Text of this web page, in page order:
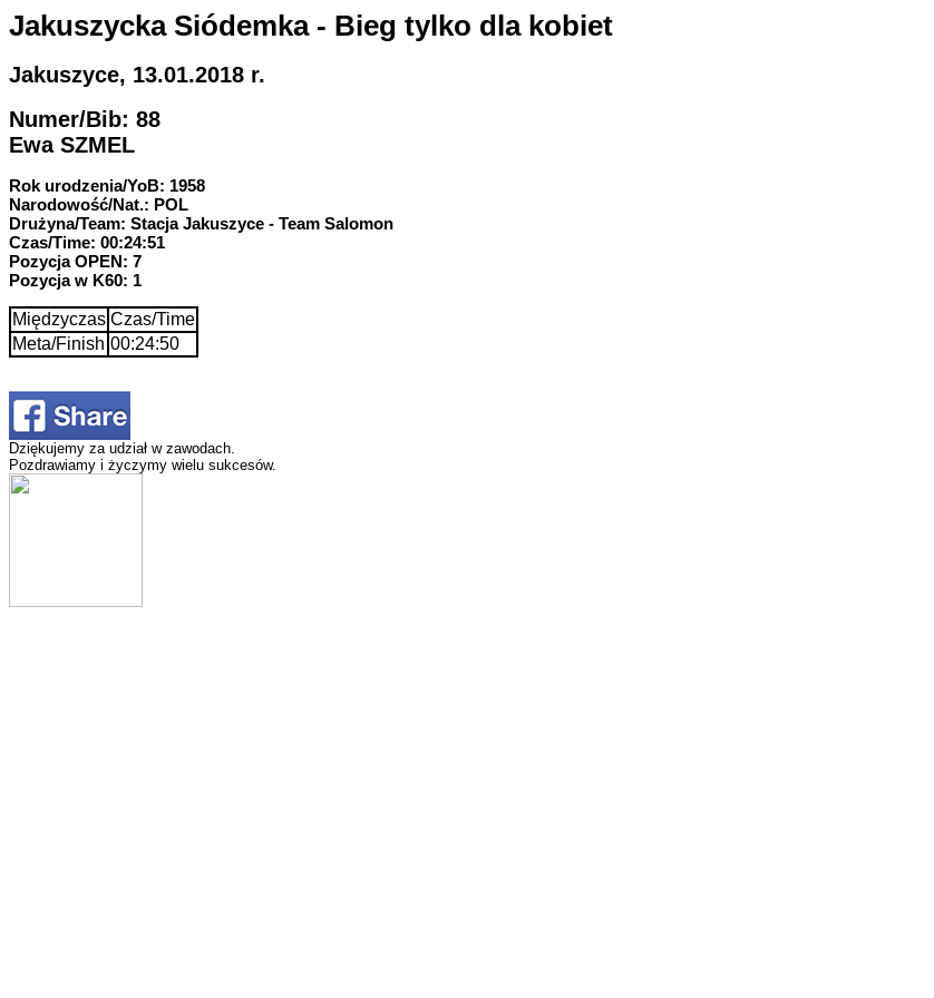
Jakuszycka Siódemka - Bieg tylko dla kobiet
Jakuszyce, 13.01.2018 r.
Numer/Bib: 88
Ewa SZMEL
Rok urodzenia/YoB: 1958
Narodowość/Nat.: POL
Drużyna/Team: Stacja Jakuszyce - Team Salomon
Czas/Time: 00:24:51
Pozycja OPEN: 7
Pozycja w K60: 1
Międzyczas Czas/Time
Meta/Finish 00:24:50
Dziękujemy za udział w zawodach.
Pozdrawiamy i życzymy wielu sukcesów.